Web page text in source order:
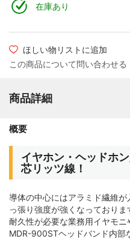
在庫あり
ほしい物リストに追加
この商品について問い合わせる
商品詳細
概要
イヤホン・ヘッドホ
芯リッツ線！
導体の中心にはアラミド繊維
っ張り強度が強くなっておりま
耐久性が必要な業務用イヤモ
MDR-900STヘッドバンド内部